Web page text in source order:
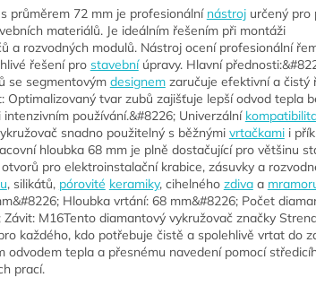
průměrem 72 mm je profesionální nástrojurčený pro
materiálů. Je ideálním řešením při montáži
a rozvodných modulů. Nástroj ocení profesionální
řešení pro stavebníúpravy. Hlavní
se segmentovým designemzaručuje efektivní a čistý
Optimalizovaný tvar zubů zajišťuje lepší odvod tepla
používání.&#8226; Univerzální
snadno použitelný s běžnými vrtačkamii
hloubka 68 mm je plně dostačující pro většinu
pro elektroinstalační krabice, zásuvky a
, silikátů, pórovité keramiky, cihelného zdivaa
Hloubka vrtání: 68 mm&#8226; Počet
M16Tento diamantový vykružovač značky
každého, kdo potřebuje čistě a spolehlivě vrtat do
odvodem tepla a přesnému navedení pomocí
prací.